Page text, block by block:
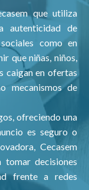
que utiliza
autenticidad de
como en
que niñas, niños,
caigan en ofertas
mecanismos de
ofreciendo una
es seguro o
Cecasem
tomar decisiones
frente a redes